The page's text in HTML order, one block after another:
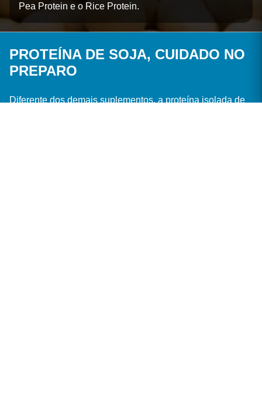
Pea Protein e o Rice Protein.
PROTEÍNA DE SOJA, CUIDADO NO
PREPARO
Diferente dos demais suplementos, a proteína isolada de